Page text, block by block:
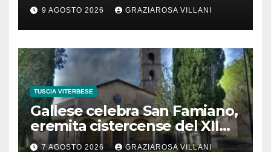
l’interconnessione
acquedottistica da 29,5
milioni di euro
9 AGOSTO 2026 GRAZIAROSA VILLANI
TUSCIA VITERBESE
Gallese celebra San Famiano,
eremita cistercense del XII
secolo
7 AGOSTO 2026 GRAZIAROSA VILLANI